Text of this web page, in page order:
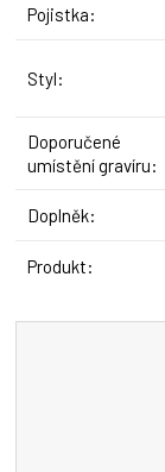
Pojistka:
Styl:
Doporučené
umístění gravíru:
Doplněk:
Produkt: